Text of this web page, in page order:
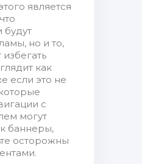
является
будут
но и то,
избегать
как
если это не
с
могут
баннеры,
осторожны